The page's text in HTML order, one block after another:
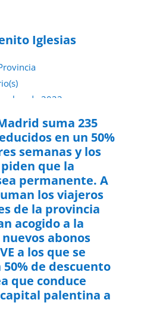
Iglesias
de 2022
suma 235
en un 50%
semanas y los
que la
permanente. A
los viajeros
de la provincia
acogido a la
abonos
a los que se
de descuento
que conduce
palentina a